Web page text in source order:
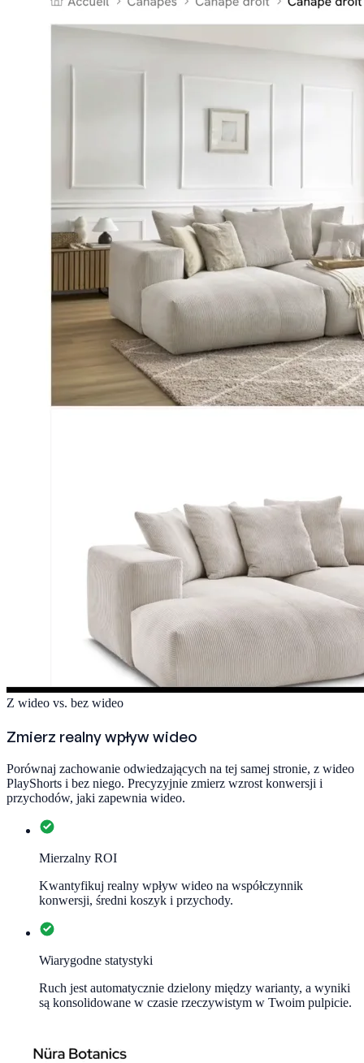
Z wideo vs. bez wideo
Zmierz realny wpływ wideo
Porównaj zachowanie odwiedzających na tej samej stronie, z wideo
PlayShorts i bez niego. Precyzyjnie zmierz wzrost konwersji i
przychodów, jaki zapewnia wideo.
Mierzalny ROI
Kwantyfikuj realny wpływ wideo na współczynnik
konwersji, średni koszyk i przychody.
Wiarygodne statystyki
Ruch jest automatycznie dzielony między warianty, a wyniki
są konsolidowane w czasie rzeczywistym w Twoim pulpicie.